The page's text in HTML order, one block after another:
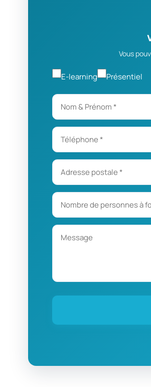
Vous
E-learning Présentiel